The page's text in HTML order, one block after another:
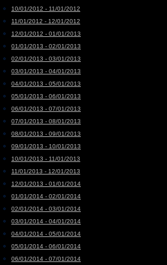
10/01/2012 - 11/01/2012
11/01/2012 - 12/01/2012
12/01/2012 - 01/01/2013
01/01/2013 - 02/01/2013
02/01/2013 - 03/01/2013
03/01/2013 - 04/01/2013
04/01/2013 - 05/01/2013
05/01/2013 - 06/01/2013
06/01/2013 - 07/01/2013
07/01/2013 - 08/01/2013
08/01/2013 - 09/01/2013
09/01/2013 - 10/01/2013
10/01/2013 - 11/01/2013
11/01/2013 - 12/01/2013
12/01/2013 - 01/01/2014
01/01/2014 - 02/01/2014
02/01/2014 - 03/01/2014
03/01/2014 - 04/01/2014
04/01/2014 - 05/01/2014
05/01/2014 - 06/01/2014
06/01/2014 - 07/01/2014